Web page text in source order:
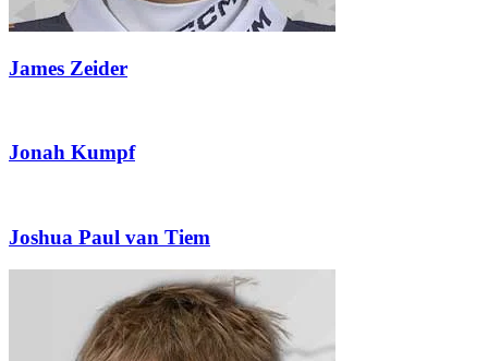
James Zeider
Jonah Kumpf
Joshua Paul van Tiem